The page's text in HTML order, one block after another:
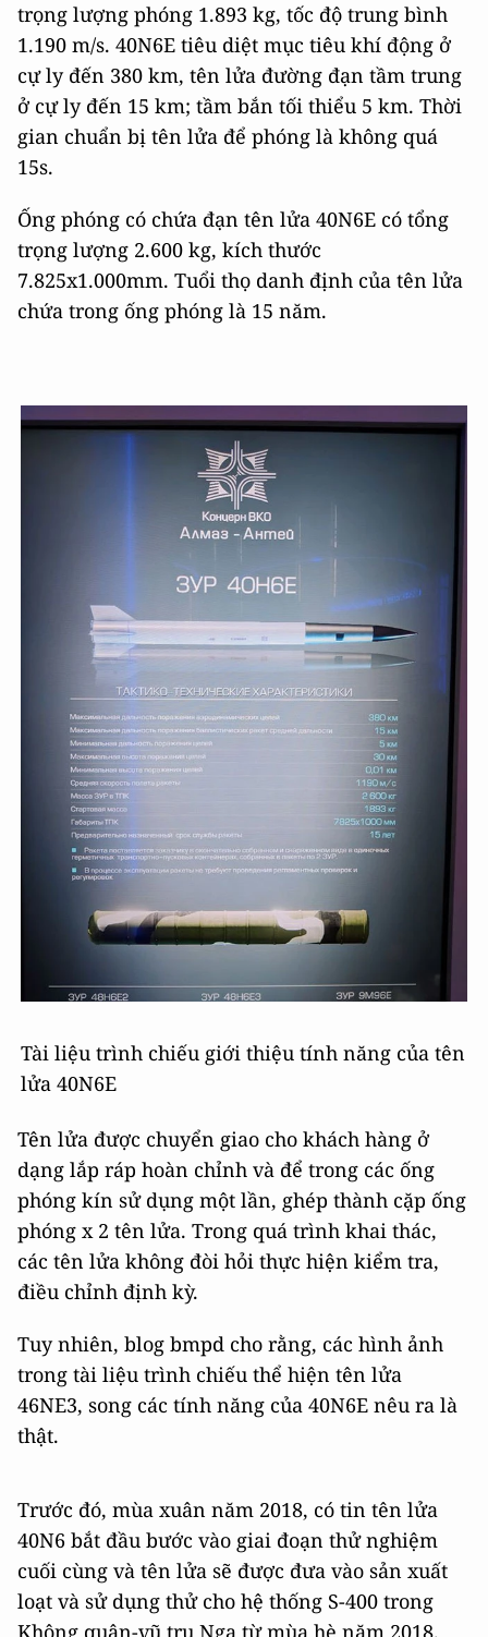
trọng lượng phóng 1.893 kg, tốc độ trung bình
1.190 m/s. 40N6E tiêu diệt mục tiêu khí động ở
cự ly đến 380 km, tên lửa đường đạn tầm trung
ở cự ly đến 15 km; tầm bắn tối thiểu 5 km. Thời
gian chuẩn bị tên lửa để phóng là không quá
15s.
Ống phóng có chứa đạn tên lửa 40N6E có tổng
trọng lượng 2.600 kg, kích thước
7.825x1.000mm. Tuổi thọ danh định của tên lửa
chứa trong ống phóng là 15 năm.
Tài liệu trình chiếu giới thiệu tính năng của tên
lửa 40N6E
Tên lửa được chuyển giao cho khách hàng ở
dạng lắp ráp hoàn chỉnh và để trong các ống
phóng kín sử dụng một lần, ghép thành cặp ống
phóng x 2 tên lửa. Trong quá trình khai thác,
các tên lửa không đòi hỏi thực hiện kiểm tra,
điều chỉnh định kỳ.
Tuy nhiên, blog bmpd cho rằng, các hình ảnh
trong tài liệu trình chiếu thể hiện tên lửa
46NE3, song các tính năng của 40N6Е nêu ra là
thật.
Trước đó, mùa xuân năm 2018, có tin tên lửa
40N6 bắt đầu bước vào giai đoạn thử nghiệm
cuối cùng và tên lửa sẽ được đưa vào sản xuất
loạt và sử dụng thử cho hệ thống S-400 trong
Không quân-vũ trụ Nga từ mùa hè năm 2018.